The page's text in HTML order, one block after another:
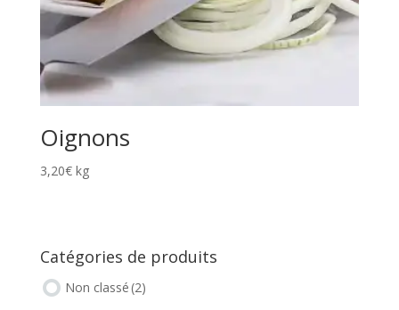
Oignons
3,20€ kg
Catégories de produits
Non classé (2)